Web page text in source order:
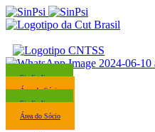
Sindicalize-se
Área do Sócio
Sindicalize-se
Área do Sócio